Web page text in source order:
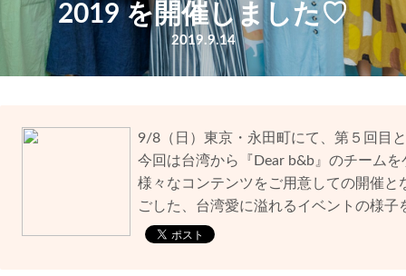
2019 を開催しました♡
2019.9.14
9/8（日）東京・永田町にて、第５回目
今回は台湾から『Dear b&b』のチーム
様々なコンテンツをご用意しての開催
ごした、台湾愛に溢れるイベントの様